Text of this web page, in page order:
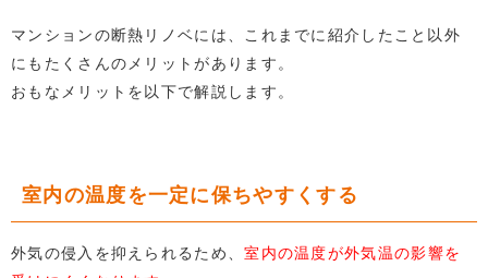
マンションの断熱リノベには、これまでに紹介したこと以外
にもたくさんのメリットがあります。
おもなメリットを以下で解説します。
室内の温度を一定に保ちやすくする
外気の侵入を抑えられるため、室内の温度が外気温の影響を